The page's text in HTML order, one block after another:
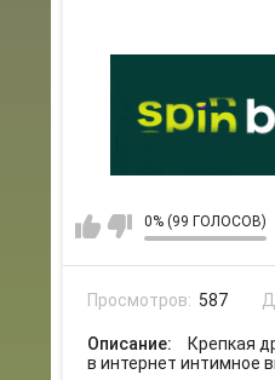
0% (99 ГОЛОСОВ)
Просмотров: 587
Описание:
Крепкая
в интернет интимное